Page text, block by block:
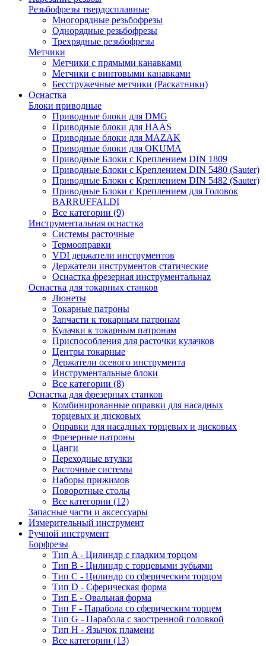
Резьбофрезы твердосплавные
Многорядные резьбофрезы
Однорядные резьбофрезы
Трехрядные резьбофрезы
Метчики
Метчики с прямыми канавками
Метчики с винтовыми канавками
Бесстружечные метчики (Раскатники)
Оснастка
Блоки приводные
Приводные блоки для DMG
Приводные блоки для HAAS
Приводные блоки для MAZAK
Приводные блоки для OKUMA
Приводные Блоки с Креплением DIN 1809
Приводные Блоки с Креплением DIN 5480 (Sauter)
Приводные Блоки с Креплением DIN 5482 (Sauter)
Приводные Блоки с Креплением для Головок
BARRUFFALDI
Все категории (9)
Инструментальная оснастка
Системы расточные
Термооправки
VDI держатели инструментов
Держатели инструментов статические
Оснастка фрезерная инструментальнаz
Оснастка для токарных станков
Люнеты
Токарные патроны
Запчасти к токарным патронам
Кулачки к токарным патронам
Приспособления для расточки кулачков
Центры токарные
Держатели осевого инструмента
Инструментальные блоки
Все категории (8)
Оснастка для фрезерных станков
Комбинированные оправки для насадных
торцевых и дисковых
Оправки для насадных торцевых и дисковых
Фрезерные патроны
Цанги
Переходные втулки
Расточные системы
Наборы прижимов
Поворотные столы
Все категории (12)
Запасные части и аксессуары
Измерительный инструмент
Ручной инструмент
Борфрезы
Тип A - Цилиндр с гладким торцом
Тип В - Цилиндр с торцевыми зубьями
Тип С - Цилиндр со сферическим торцом
Тип D - Сферическая форма
Тип Е - Овальная форма
Тип F - Парабола со сферическим торцем
Тип G - Парабола с заостренной головкой
Тип H - Язычок пламени
Все категории (13)